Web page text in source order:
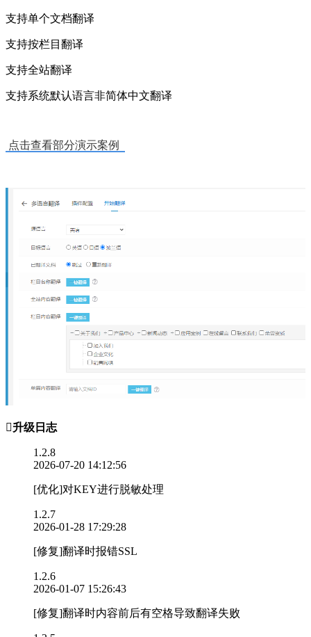
支持单个文档翻译
支持按栏目翻译
支持全站翻译
支持系统默认语言非简体中文翻译
点击查看部分演示案例
升级日志
1.2.8
2026-07-20 14:12:56
[优化]对KEY进行脱敏处理
1.2.7
2026-01-28 17:29:28
[修复]翻译时报错SSL
1.2.6
2026-01-07 15:26:43
[修复]翻译时内容前后有空格导致翻译失败